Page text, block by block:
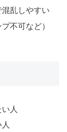
乱しやすい
不可など）
人